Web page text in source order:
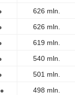
626 mln.
626 mln.
619 mln.
540 mln.
501 mln.
498 mln.